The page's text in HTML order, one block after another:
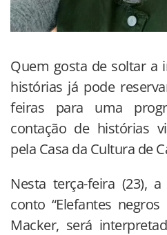
Quem gosta de soltar a
histórias já pode
feiras para uma
contação de histórias
pela Casa da Cultura de
Nesta terça-feira (23),
conto “Elefantes
Macker, será